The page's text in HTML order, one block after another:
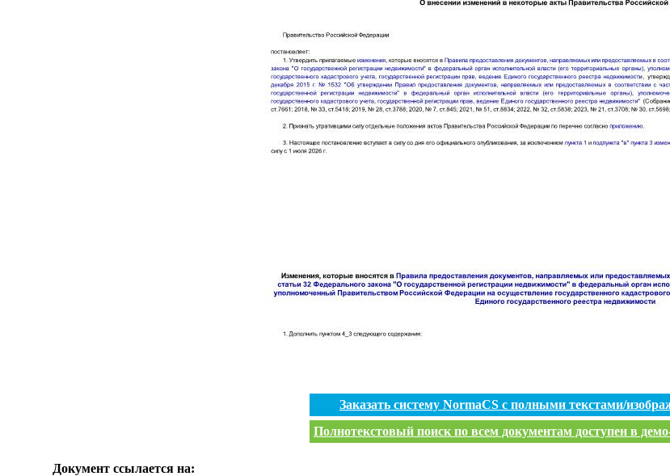
Заказать систему NormaCS с полными текстами/
Полнотекстовый поиск по всем документам доступен в
Документ ссылается на: